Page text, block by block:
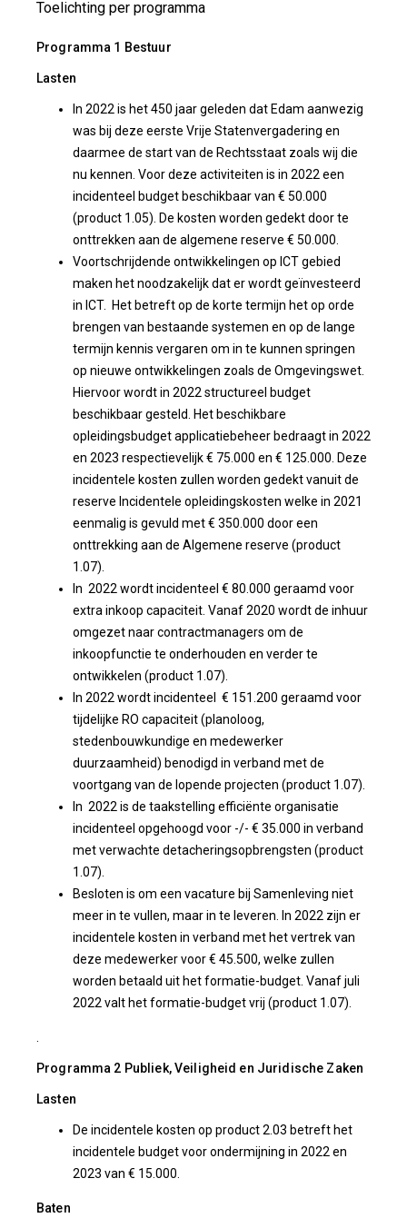
Toelichting per programma
Programma 1 Bestuur
Lasten
In 2022 is het 450 jaar geleden dat Edam aanwezig
was bij deze eerste Vrije Statenvergadering en
daarmee de start van de Rechtsstaat zoals wij die
nu kennen. Voor deze activiteiten is in 2022 een
incidenteel budget beschikbaar van € 50.000
(product 1.05). De kosten worden gedekt door te
onttrekken aan de algemene reserve € 50.000.
Voortschrijdende ontwikkelingen op ICT gebied
maken het noodzakelijk dat er wordt geïnvesteerd
in ICT. Het betreft op de korte termijn het op orde
brengen van bestaande systemen en op de lange
termijn kennis vergaren om in te kunnen springen
op nieuwe ontwikkelingen zoals de Omgevingswet.
Hiervoor wordt in 2022 structureel budget
beschikbaar gesteld. Het beschikbare
opleidingsbudget applicatiebeheer bedraagt in 2022
en 2023 respectievelijk € 75.000 en € 125.000. Deze
incidentele kosten zullen worden gedekt vanuit de
reserve Incidentele opleidingskosten welke in 2021
eenmalig is gevuld met € 350.000 door een
onttrekking aan de Algemene reserve (product
1.07).
In 2022 wordt incidenteel € 80.000 geraamd voor
extra inkoop capaciteit. Vanaf 2020 wordt de inhuur
omgezet naar contractmanagers om de
inkoopfunctie te onderhouden en verder te
ontwikkelen (product 1.07).
In 2022 wordt incidenteel € 151.200 geraamd voor
tijdelijke RO capaciteit (planoloog,
stedenbouwkundige en medewerker
duurzaamheid) benodigd in verband met de
voortgang van de lopende projecten (product 1.07).
In 2022 is de taakstelling efficiënte organisatie
incidenteel opgehoogd voor -/- € 35.000 in verband
met verwachte detacheringsopbrengsten (product
1.07).
Besloten is om een vacature bij Samenleving niet
meer in te vullen, maar in te leveren. In 2022 zijn er
incidentele kosten in verband met het vertrek van
deze medewerker voor € 45.500, welke zullen
worden betaald uit het formatie-budget. Vanaf juli
2022 valt het formatie-budget vrij (product 1.07).
Programma 2 Publiek, Veiligheid en Juridische Zaken
Lasten
De incidentele kosten op product 2.03 betreft het
incidentele budget voor ondermijning in 2022 en
2023 van € 15.000.
Baten